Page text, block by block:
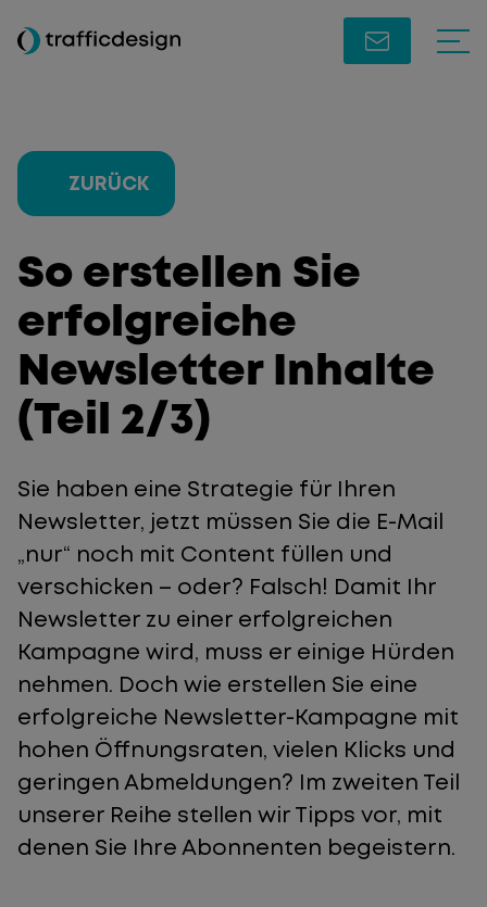
ZURÜCK
So erstellen Sie
erfolgreiche
Newsletter Inhalte
(Teil 2/3)
Sie haben eine Strategie für Ihren
Newsletter, jetzt müssen Sie die E-Mail
„nur“ noch mit Content füllen und
verschicken – oder? Falsch! Damit Ihr
Newsletter zu einer erfolgreichen
Kampagne wird, muss er einige Hürden
nehmen. Doch wie erstellen Sie eine
erfolgreiche Newsletter-Kampagne mit
hohen Öffnungsraten, vielen Klicks und
geringen Abmeldungen? Im zweiten Teil
unserer Reihe stellen wir Tipps vor, mit
denen Sie Ihre Abonnenten begeistern.